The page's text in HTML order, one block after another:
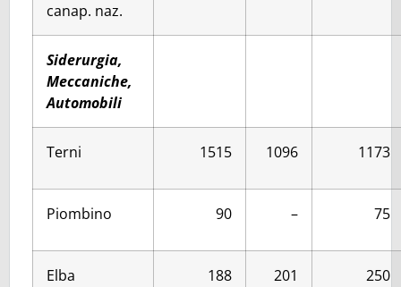
canap. naz.
Siderurgia,
Meccaniche,
Automobili
Terni 1515 1096 1173
Piombino 90 – 75
Elba 188 201 250